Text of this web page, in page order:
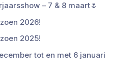
– 7 & 8 maart🌷
2026!
2025!
tot en met 6 januari